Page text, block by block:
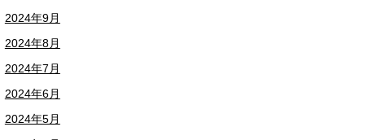
2024年9月
2024年8月
2024年7月
2024年6月
2024年5月